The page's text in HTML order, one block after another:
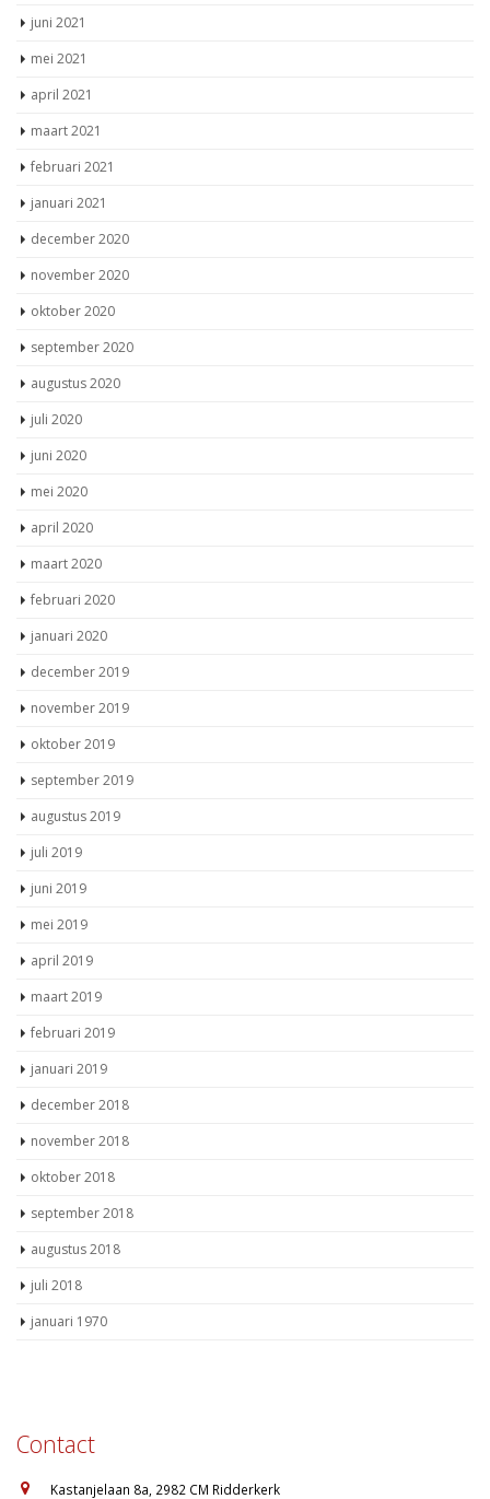
juni 2021
mei 2021
april 2021
maart 2021
februari 2021
januari 2021
december 2020
november 2020
oktober 2020
september 2020
augustus 2020
juli 2020
juni 2020
mei 2020
april 2020
maart 2020
februari 2020
januari 2020
december 2019
november 2019
oktober 2019
september 2019
augustus 2019
juli 2019
juni 2019
mei 2019
april 2019
maart 2019
februari 2019
januari 2019
december 2018
november 2018
oktober 2018
september 2018
augustus 2018
juli 2018
januari 1970
Contact
Kastanjelaan 8a, 2982 CM Ridderkerk